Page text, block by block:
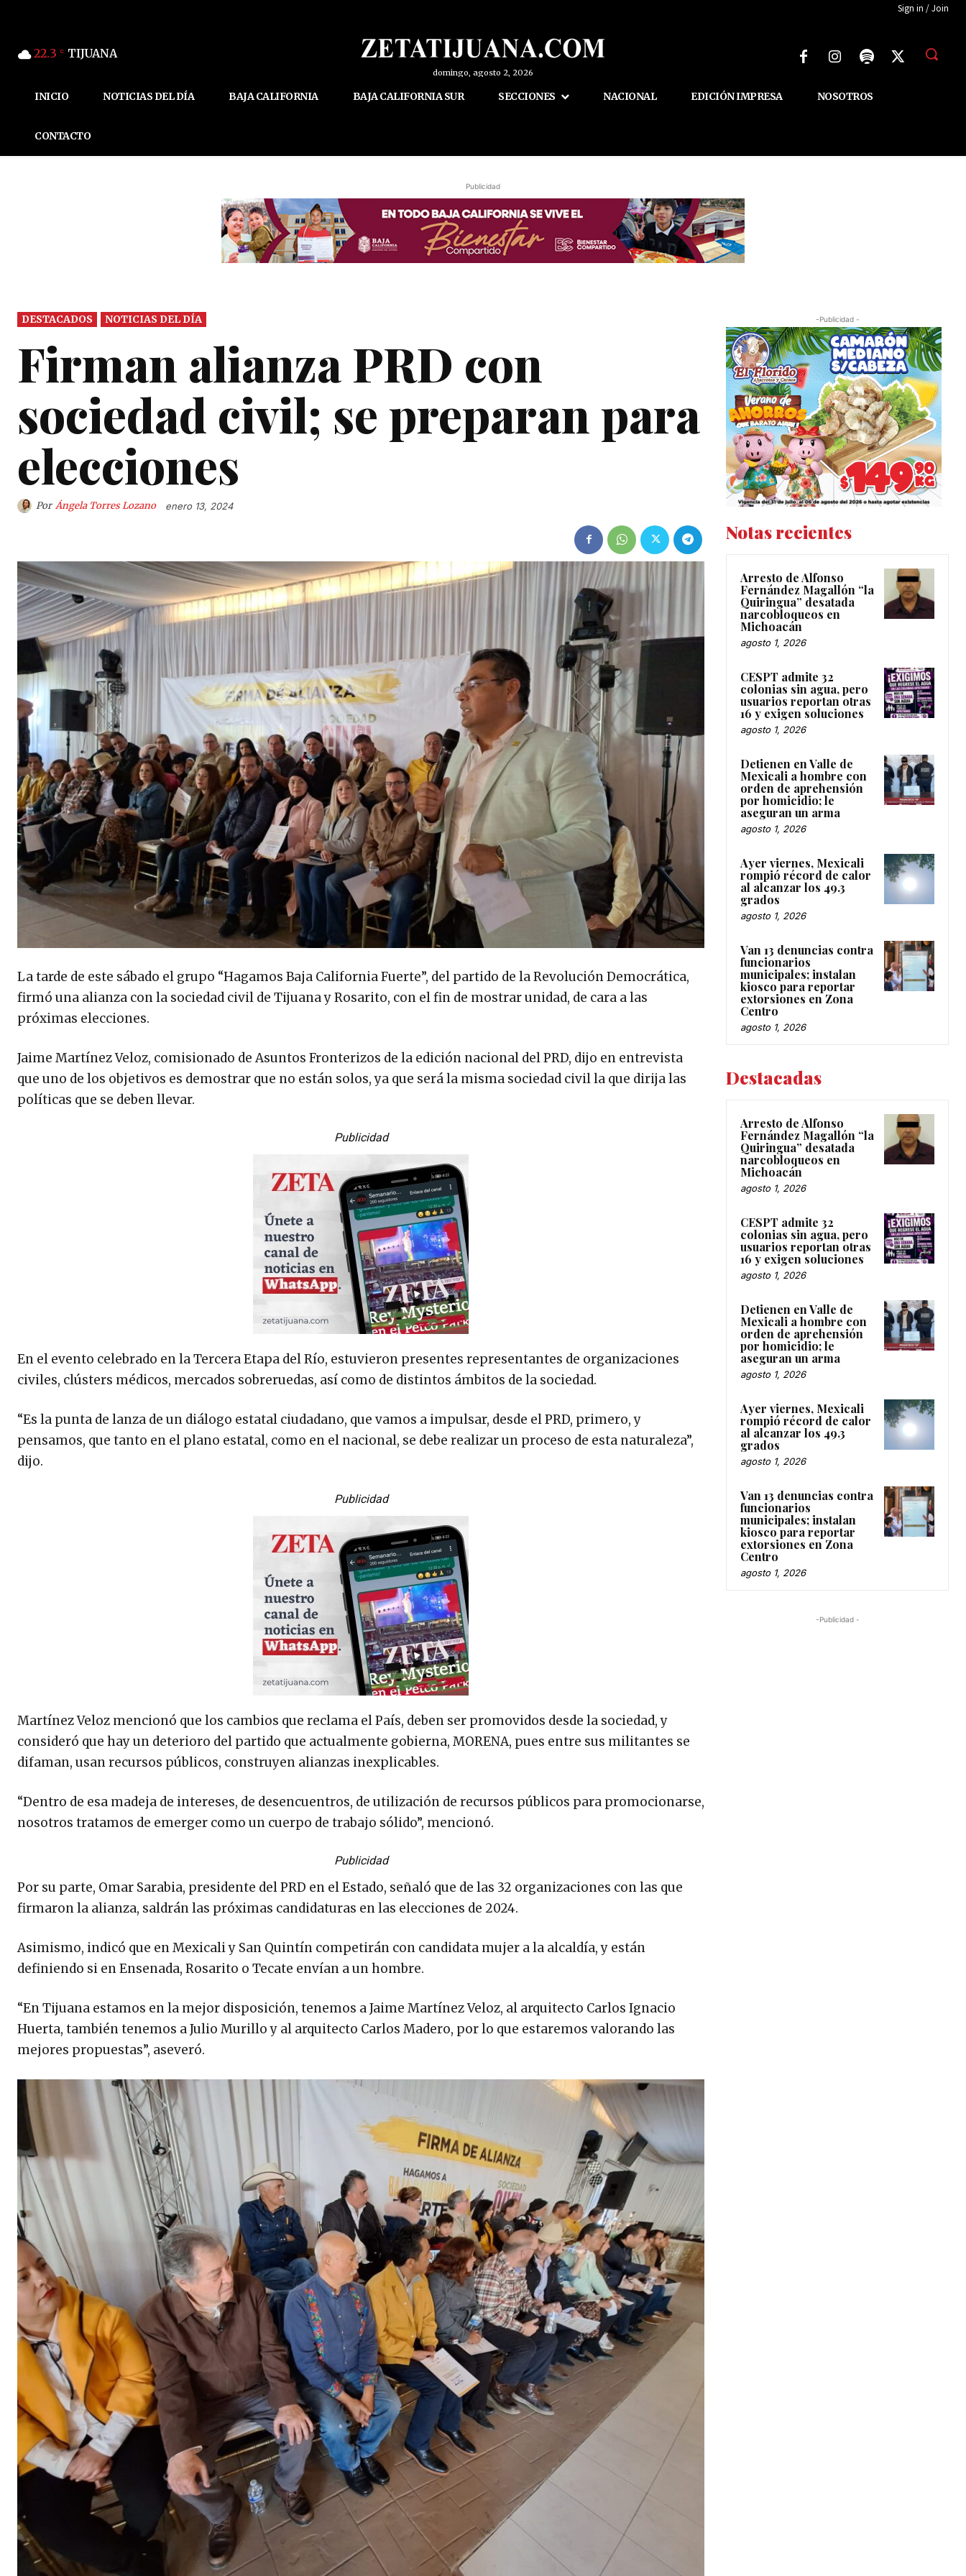
Sign in / Join
22.3 C TIJUANA
domingo, agosto 2, 2026
INICIO NOTICIAS DEL DÍA BAJA CALIFORNIA BAJA CALIFORNIA SUR SECCIONES NACIONAL EDICIÓN IMPRESA NOSOTROS
CONTACTO
Publicidad
DESTACADOS NOTICIAS DEL DÍA
Firman alianza PRD con
sociedad civil; se preparan para
elecciones
Por Ángela Torres Lozano enero 13, 2024
La tarde de este sábado el grupo “Hagamos Baja California Fuerte”, del partido de la Revolución Democrática,
firmó una alianza con la sociedad civil de Tijuana y Rosarito, con el fin de mostrar unidad, de cara a las
próximas elecciones.
Jaime Martínez Veloz, comisionado de Asuntos Fronterizos de la edición nacional del PRD, dijo en entrevista
que uno de los objetivos es demostrar que no están solos, ya que será la misma sociedad civil la que dirija las
políticas que se deben llevar.
Publicidad
En el evento celebrado en la Tercera Etapa del Río, estuvieron presentes representantes de organizaciones
civiles, clústers médicos, mercados sobreruedas, así como de distintos ámbitos de la sociedad.
“Es la punta de lanza de un diálogo estatal ciudadano, que vamos a impulsar, desde el PRD, primero, y
pensamos, que tanto en el plano estatal, como en el nacional, se debe realizar un proceso de esta naturaleza”,
dijo.
Publicidad
Martínez Veloz mencionó que los cambios que reclama el País, deben ser promovidos desde la sociedad, y
consideró que hay un deterioro del partido que actualmente gobierna, MORENA, pues entre sus militantes se
difaman, usan recursos públicos, construyen alianzas inexplicables.
“Dentro de esa madeja de intereses, de desencuentros, de utilización de recursos públicos para promocionarse,
nosotros tratamos de emerger como un cuerpo de trabajo sólido”, mencionó.
Publicidad
Por su parte, Omar Sarabia, presidente del PRD en el Estado, señaló que de las 32 organizaciones con las que
firmaron la alianza, saldrán las próximas candidaturas en las elecciones de 2024.
Asimismo, indicó que en Mexicali y San Quintín competirán con candidata mujer a la alcaldía, y están
definiendo si en Ensenada, Rosarito o Tecate envían a un hombre.
“En Tijuana estamos en la mejor disposición, tenemos a Jaime Martínez Veloz, al arquitecto Carlos Ignacio
Huerta, también tenemos a Julio Murillo y al arquitecto Carlos Madero, por lo que estaremos valorando las
mejores propuestas”, aseveró.
-Publicidad -
Notas recientes
Arresto de Alfonso
Fernández Magallón “la
Quiringua” desatada
narcobloqueos en
Michoacán
agosto 1, 2026
CESPT admite 32
colonias sin agua, pero
usuarios reportan otras
16 y exigen soluciones
agosto 1, 2026
Detienen en Valle de
Mexicali a hombre con
orden de aprehensión
por homicidio; le
aseguran un arma
agosto 1, 2026
Ayer viernes, Mexicali
rompió récord de calor
al alcanzar los 49.3
grados
agosto 1, 2026
Van 13 denuncias contra
funcionarios
municipales; instalan
kiosco para reportar
extorsiones en Zona
Centro
agosto 1, 2026
Destacadas
Arresto de Alfonso
Fernández Magallón “la
Quiringua” desatada
narcobloqueos en
Michoacán
agosto 1, 2026
CESPT admite 32
colonias sin agua, pero
usuarios reportan otras
16 y exigen soluciones
agosto 1, 2026
Detienen en Valle de
Mexicali a hombre con
orden de aprehensión
por homicidio; le
aseguran un arma
agosto 1, 2026
Ayer viernes, Mexicali
rompió récord de calor
al alcanzar los 49.3
grados
agosto 1, 2026
Van 13 denuncias contra
funcionarios
municipales; instalan
kiosco para reportar
extorsiones en Zona
Centro
agosto 1, 2026
-Publicidad -